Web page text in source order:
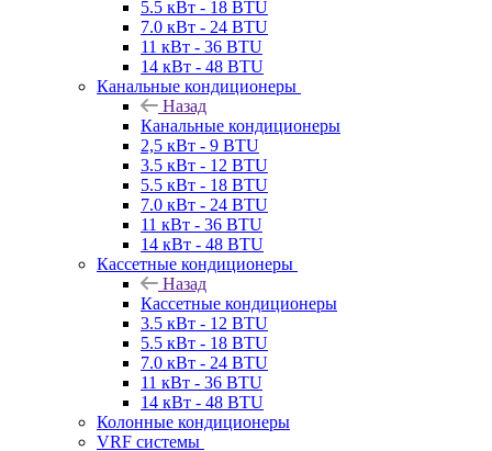
5.5 кВт - 18 BTU
7.0 кВт - 24 BTU
11 кВт - 36 BTU
14 кВт - 48 BTU
Канальные кондиционеры
Назад
Канальные кондиционеры
2,5 кВт - 9 BTU
3.5 кВт - 12 BTU
5.5 кВт - 18 BTU
7.0 кВт - 24 BTU
11 кВт - 36 BTU
14 кВт - 48 BTU
Кассетные кондиционеры
Назад
Кассетные кондиционеры
3.5 кВт - 12 BTU
5.5 кВт - 18 BTU
7.0 кВт - 24 BTU
11 кВт - 36 BTU
14 кВт - 48 BTU
Колонные кондиционеры
VRF системы